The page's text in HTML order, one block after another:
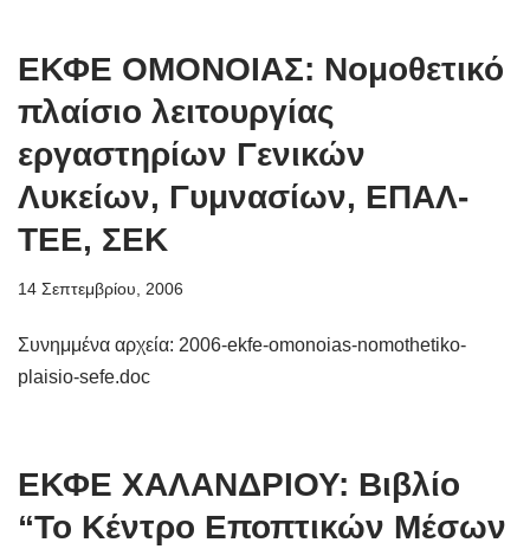
ΕΚΦΕ ΟΜΟΝΟΙΑΣ: Νομοθετικό
πλαίσιο λειτουργίας
εργαστηρίων Γενικών
Λυκείων, Γυμνασίων, ΕΠΑΛ-
ΤΕΕ, ΣΕΚ
14 Σεπτεμβρίου, 2006
Συνημμένα αρχεία: 2006-ekfe-omonoias-nomothetiko-
plaisio-sefe.doc
ΕΚΦΕ ΧΑΛΑΝΔΡΙΟΥ: Βιβλίο
“Το Κέντρο Εποπτικών Μέσων